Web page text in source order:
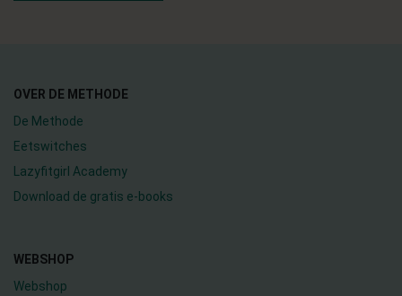
OVER DE METHODE
De Methode
Eetswitches
Lazyfitgirl Academy
Download de gratis e-books
WEBSHOP
Webshop